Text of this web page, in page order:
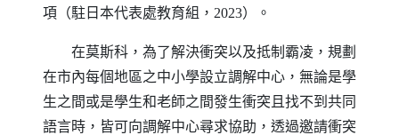
項（駐日本代表處教育組，2023）。
在莫斯科，為了解決衝突以及抵制霸凌，規劃
在市內每個地區之中小學設立調解中心，無論是學
生之間或是學生和老師之間發生衝突且找不到共同
語言時，皆可向調解中心尋求協助，透過邀請衝突